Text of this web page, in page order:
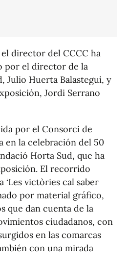
director del CCCC ha
por el director de la
Julio Huerta Balastegui, y
Jordi Serrano
por el Consorci de
en la celebración del 50
Horta Sud, que ha
El recorrido
victòries cal saber
por material gráfico,
que dan cuenta de la
ciudadanos, con
en las comarcas
con una mirada